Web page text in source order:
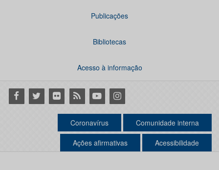
Publicações
Bibliotecas
Acesso à informação
Facebook
Twitter Flickr RSS YoutubeInstagram
Coronavírus Comunidade interna
Ações afirmativas Acessibilidade